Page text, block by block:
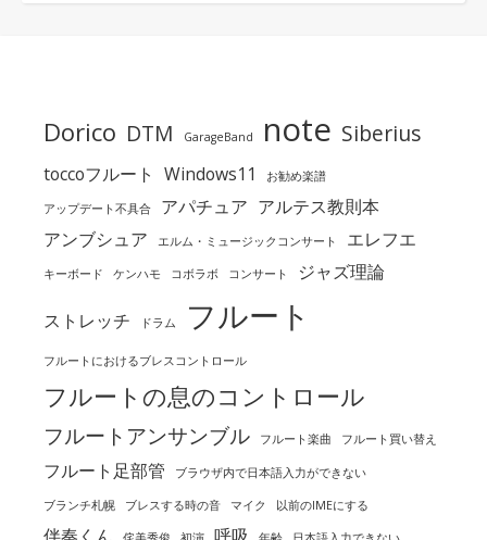
Dorico DTM GarageBand note Siberius
toccoフルート Windows11 お勧め楽譜
アップデート不具合 アパチュア アルテス教則本
アンブシュア
エルム・ミュージックコンサート エレフエ
キーボード ケンハモ コボラボ コンサート ジャズ理論
ストレッチ ドラム フルート
フルートにおけるブレスコントロール
フルートの息のコントロール
フルートアンサンブル フルート楽曲 フルート買い替え
フルート足部管 ブラウザ内で日本語入力ができない
ブランチ札幌 ブレスする時の音 マイク 以前のIMEにする